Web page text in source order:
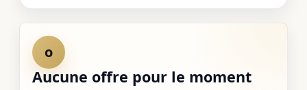
o
Aucune offre pour le moment